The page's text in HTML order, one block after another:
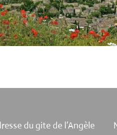
du gite de l’Angèle